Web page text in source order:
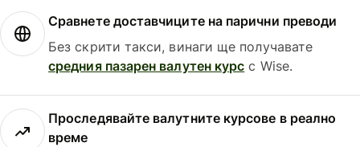
Сравнете доставчиците на парични преводи
Без скрити такси, винаги ще получавате
средния пазарен валутен курс с Wise.
Проследявайте валутните курсове в реално
време